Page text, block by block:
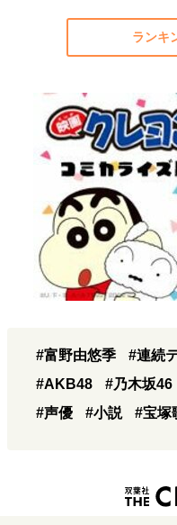
ランキ
#富野由悠季 #連続
#AKB48
#乃木坂46
#声優
#小説 #宝塚